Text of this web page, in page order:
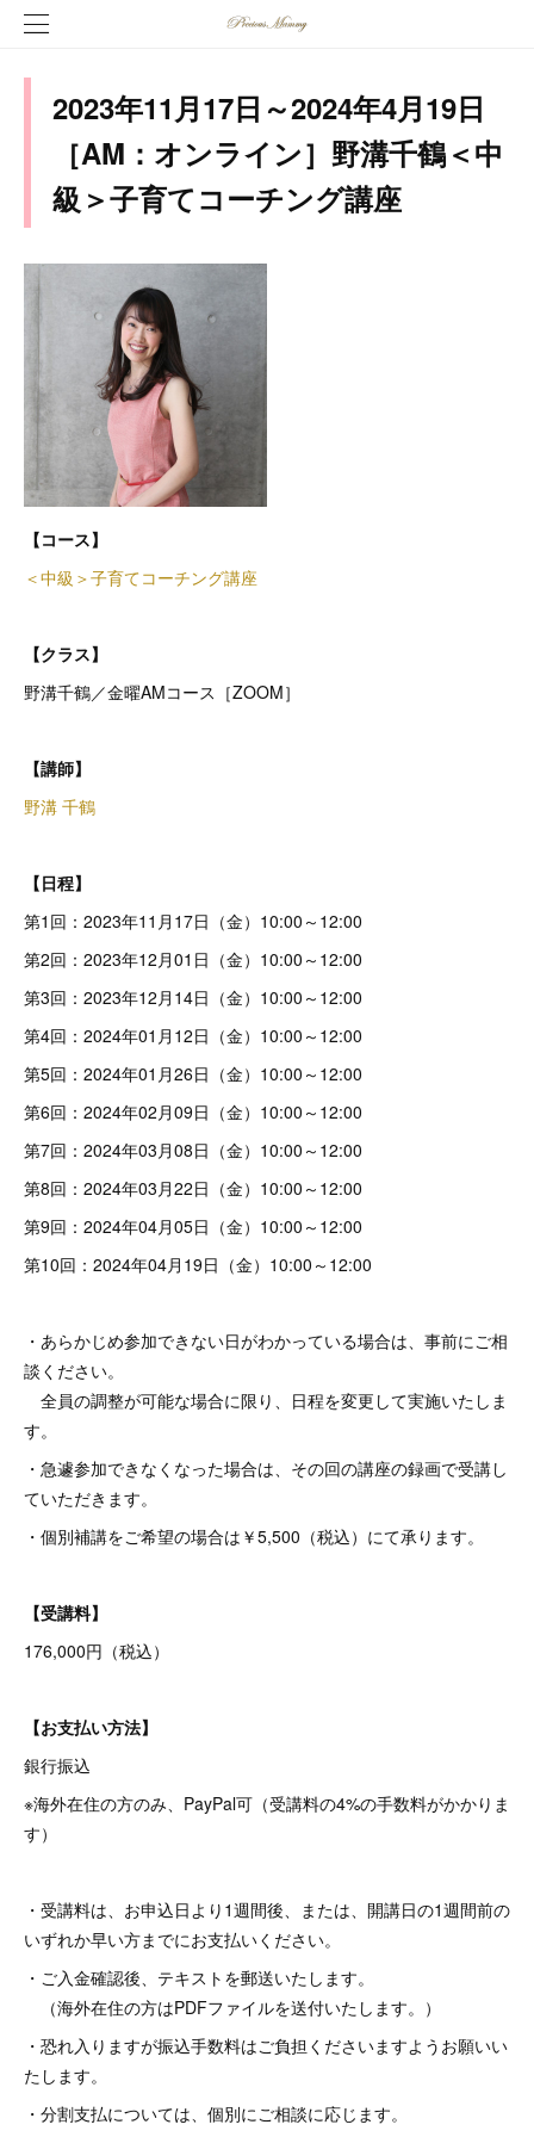
2023年11月17日～2024年4月19日
［AM：オンライン］野溝千鶴＜中
級＞子育てコーチング講座
【コース】
＜中級＞子育てコーチング講座
【クラス】
野溝千鶴／金曜AMコース［ZOOM］
【講師】
野溝 千鶴
【日程】
第1回：2023年11月17日（金）10:00～12:00
第2回：2023年12月01日（金）10:00～12:00
第3回：2023年12月14日（金）10:00～12:00
第4回：2024年01月12日（金）10:00～12:00
第5回：2024年01月26日（金）10:00～12:00
第6回：2024年02月09日（金）10:00～12:00
第7回：2024年03月08日（金）10:00～12:00
第8回：2024年03月22日（金）10:00～12:00
第9回：2024年04月05日（金）10:00～12:00
第10回：2024年04月19日（金）10:00～12:00
・あらかじめ参加できない日がわかっている場合は、事前にご相
談ください。
全員の調整が可能な場合に限り、日程を変更して実施いたしま
す。
・急遽参加できなくなった場合は、その回の講座の録画で受講し
ていただきます。
・個別補講をご希望の場合は￥5,500（税込）にて承ります。
【受講料】
176,000円（税込）
【お支払い方法】
銀行振込
※海外在住の方のみ、PayPal可（受講料の4%の手数料がかかりま
す）
・受講料は、お申込日より1週間後、または、開講日の1週間前の
いずれか早い方までにお支払いください。
・ご入金確認後、テキストを郵送いたします。
（海外在住の方はPDFファイルを送付いたします。）
・恐れ入りますが振込手数料はご負担くださいますようお願いい
たします。
・分割支払については、個別にご相談に応じます。